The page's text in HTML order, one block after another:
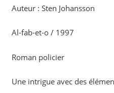
Auteur : Sten Johansson
Al-fab-et-o / 1997
Roman policier
Une intrigue avec des